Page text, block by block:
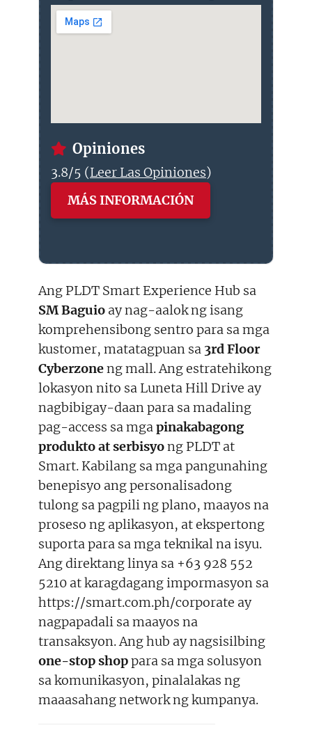
Opiniones
3.8/5 (Leer Las Opiniones)
MÁS INFORMACIÓN
Ang PLDT Smart Experience Hub sa
SM Baguio ay nag-aalok ng isang
komprehensibong sentro para sa mga
kustomer, matatagpuan sa 3rd Floor
Cyberzoneng mall. Ang estratehikong
lokasyon nito sa Luneta Hill Drive ay
nagbibigay-daan para sa madaling
pag-access sa mga pinakabagong
produkto at serbisyong PLDT at
Smart. Kabilang sa mga pangunahing
benepisyo ang personalisadong
tulong sa pagpili ng plano, maayos na
proseso ng aplikasyon, at ekspertong
suporta para sa mga teknikal na isyu.
Ang direktang linya sa +63 928 552
5210 at karagdagang impormasyon sa
https://smart.com.ph/corporate ay
nagpapadali sa maayos na
transaksyon. Ang hub ay nagsisilbing
one-stop shoppara sa mga solusyon
sa komunikasyon, pinalalakas ng
maaasahang network ng kumpanya.